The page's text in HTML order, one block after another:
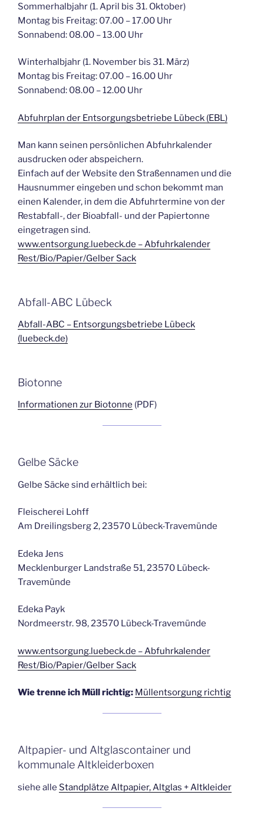
Sommerhalbjahr (1. April bis 31. Oktober)
Montag bis Freitag: 07.00 – 17.00 Uhr
Sonnabend: 08.00 – 13.00 Uhr
Winterhalbjahr (1. November bis 31. März)
Montag bis Freitag: 07.00 – 16.00 Uhr
Sonnabend: 08.00 – 12.00 Uhr
Abfuhrplan der Entsorgungsbetriebe Lübeck (EBL)
Man kann seinen persönlichen Abfuhrkalender
ausdrucken oder abspeichern.
Einfach auf der Website den Straßennamen und die
Hausnummer eingeben und schon bekommt man
einen Kalender, in dem die Abfuhrtermine von der
Restabfall-, der Bioabfall- und der Papiertonne
eingetragen sind.
www.entsorgung.luebeck.de – Abfuhrkalender
Rest/Bio/Papier/Gelber Sack
Abfall-ABC Lübeck
Abfall-ABC – Entsorgungsbetriebe Lübeck
(luebeck.de)
Biotonne
Informationen zur Biotonne (PDF)
Gelbe Säcke
Gelbe Säcke sind erhältlich bei:
Fleischerei Lohff
Am Dreilingsberg 2, 23570 Lübeck-Travemünde
Edeka Jens
Mecklenburger Landstraße 51, 23570 Lübeck-
Travemünde
Edeka Payk
Nordmeerstr. 98, 23570 Lübeck-Travemünde
www.entsorgung.luebeck.de – Abfuhrkalender
Rest/Bio/Papier/Gelber Sack
Wie trenne ich Müll richtig: Müllentsorgung richtig
Altpapier- und Altglascontainer und
kommunale Altkleiderboxen
siehe alle Standplätze Altpapier, Altglas + Altkleider